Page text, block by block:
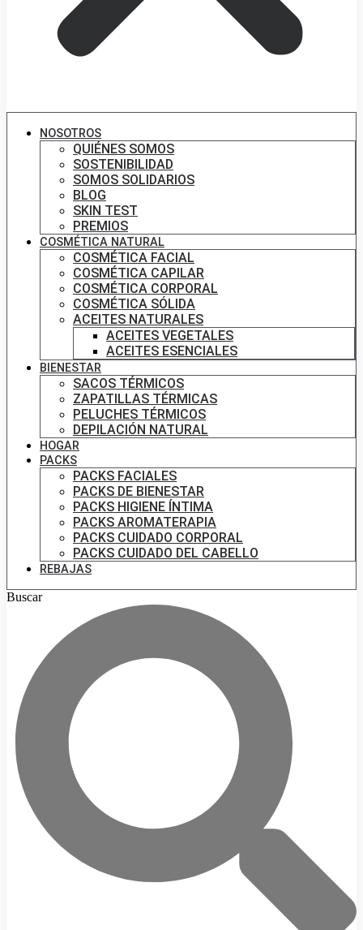
NOSOTROS
QUIÉNES SOMOS
SOSTENIBILIDAD
SOMOS SOLIDARIOS
BLOG
SKIN TEST
PREMIOS
COSMÉTICA NATURAL
COSMÉTICA FACIAL
COSMÉTICA CAPILAR
COSMÉTICA CORPORAL
COSMÉTICA SÓLIDA
ACEITES NATURALES
ACEITES VEGETALES
ACEITES ESENCIALES
BIENESTAR
SACOS TÉRMICOS
ZAPATILLAS TÉRMICAS
PELUCHES TÉRMICOS
DEPILACIÓN NATURAL
HOGAR
PACKS
PACKS FACIALES
PACKS DE BIENESTAR
PACKS HIGIENE ÍNTIMA
PACKS AROMATERAPIA
PACKS CUIDADO CORPORAL
PACKS CUIDADO DEL CABELLO
REBAJAS
Buscar